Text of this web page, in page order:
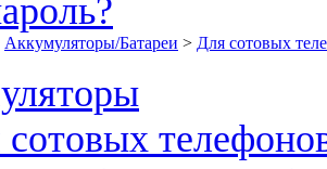
Аккумуляторы/Батареи > Для сотовых